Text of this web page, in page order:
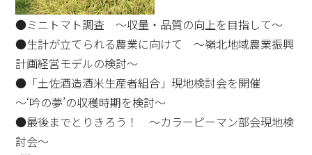
●ミニトマト調査 ～収量・品質の向上を目指して～
●生計が立てられる農業に向けて ～嶺北地域農業振興
計画経営モデルの検討～
●「土佐酒造酒米生産者組合」現地検討会を開催
～‘吟の夢’の収穫時期を検討～
●最後までとりきろう！ ～カラーピーマン部会現地検
討会～